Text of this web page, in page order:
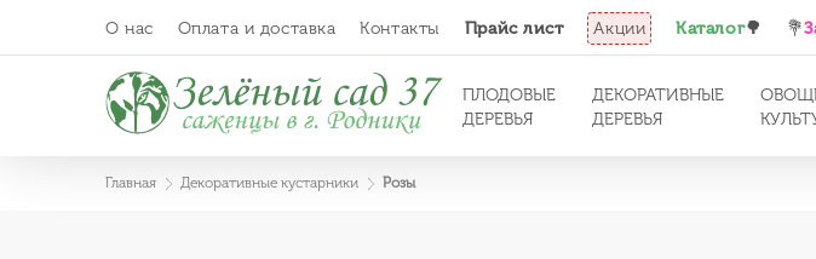
О нас Оплата и доставка Контакты Прайс лист Акции Каталог🌳 💐
ПЛОДОВЫЕ
ДЕРЕВЬЯ
ДЕКОРАТИВНЫЕ
ДЕРЕВЬЯ
Главная Декоративные кустарники Розы